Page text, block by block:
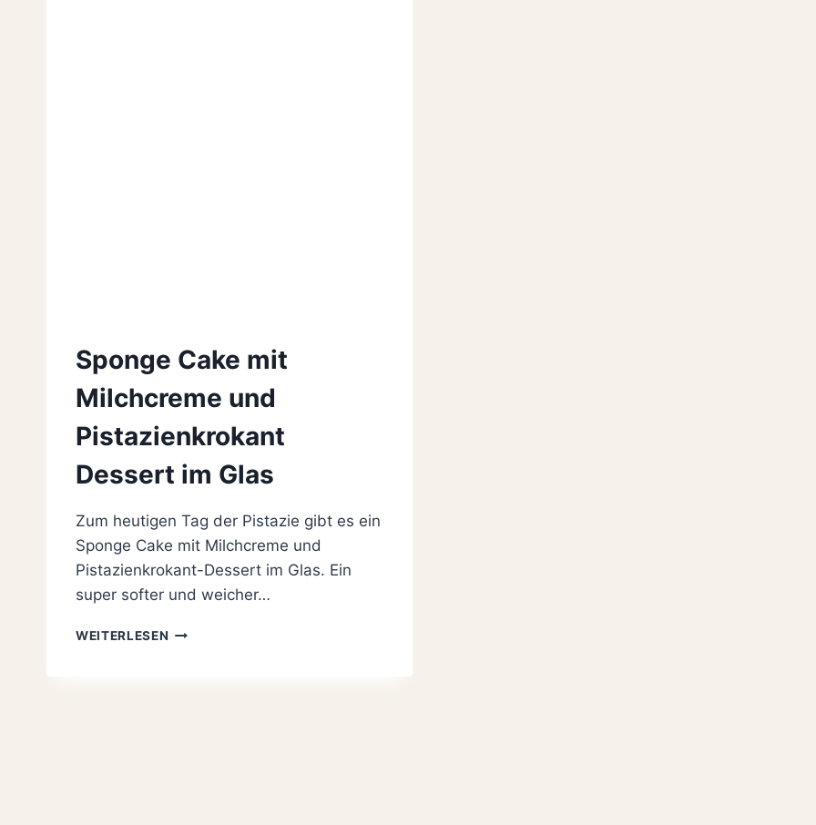
Sponge Cake mit
Milchcreme und
Pistazienkrokant
Dessert im Glas
Zum heutigen Tag der Pistazie gibt es ein
Sponge Cake mit Milchcreme und
Pistazienkrokant-Dessert im Glas. Ein
super softer und weicher…
WEITERLESEN SPONGE